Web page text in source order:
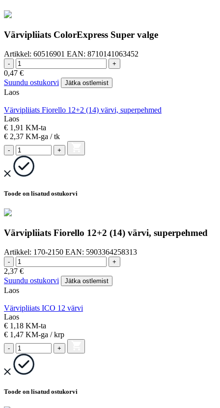
Värvipliiats ColorExpress Super valge
Artikkel: 60516901 EAN: 8710141063452
- +
0,47 €
Suundu ostukorvi
Jätka ostlemist
Laos
Värvipliiats Fiorello 12+2 (14) värvi, superpehmed
Laos
€ 1,91 KM-ta
€ 2,37 KM-ga / tk
- +
Toode on lisatud ostukorvi
Värvipliiats Fiorello 12+2 (14) värvi, superpehmed
Artikkel: 170-2150 EAN: 5903364258313
- +
2,37 €
Suundu ostukorvi
Jätka ostlemist
Laos
Värvipliiats ICO 12 värvi
Laos
€ 1,18 KM-ta
€ 1,47 KM-ga / krp
- +
Toode on lisatud ostukorvi